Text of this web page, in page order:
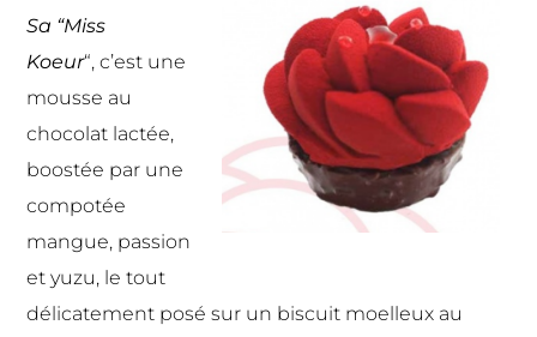
Sa “Miss
Koeur“, c’est une
mousse au
chocolat lactée,
boostée par une
compotée
mangue, passion
et yuzu, le tout
délicatement posé sur un biscuit moelleux au